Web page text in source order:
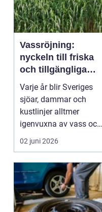
Vassröjning:
nyckeln till friska
och tillgängliga
vattenmiljöer
Varje år blir Sveriges
sjöar, dammar och
kustlinjer alltmer
igenvuxna av vass och
andra vattenväxter...
02 juni 2026